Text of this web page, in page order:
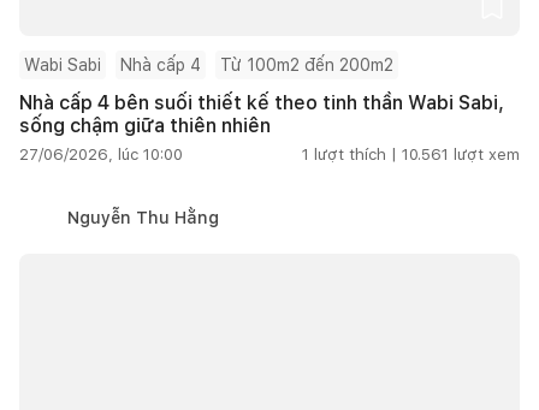
Wabi Sabi Nhà cấp 4 Từ 100m2 đến 200m2
Nhà cấp 4 bên suối thiết kế theo tinh thần Wabi Sabi,
sống chậm giữa thiên nhiên
27/06/2026, lúc 10:00 1 lượt thích | 10.561 lượt xem
Nguyễn Thu Hằng